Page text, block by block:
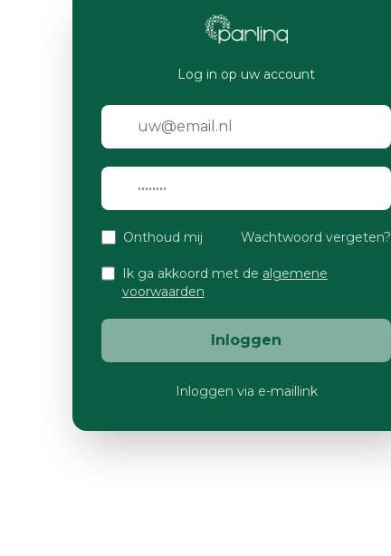
Log in op uw account
Onthoud mij Wachtwoord vergeten?
Ik ga akkoord met de algemene
voorwaarden
Inloggen
Inloggen via e-maillink